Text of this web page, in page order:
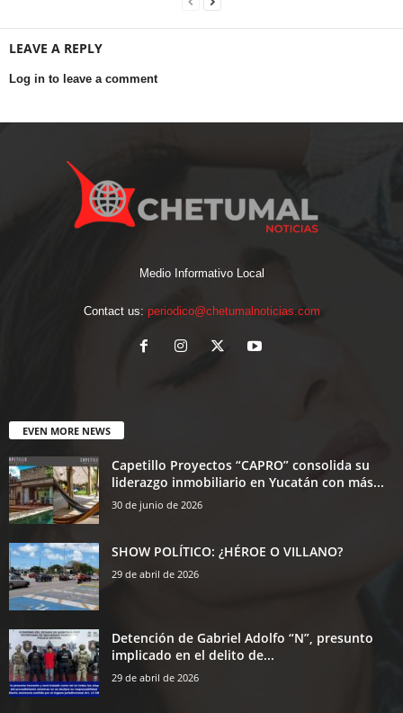
LEAVE A REPLY
Log in to leave a comment
Medio Informativo Local
Contact us: periodico@chetumalnoticias.com
EVEN MORE NEWS
Capetillo Proyectos “CAPRO” consolida su
liderazgo inmobiliario en Yucatán con más...
30 de junio de 2026
SHOW POLÍTICO: ¿HÉROE O VILLANO?
29 de abril de 2026
Detención de Gabriel Adolfo “N”, presunto
implicado en el delito de...
29 de abril de 2026